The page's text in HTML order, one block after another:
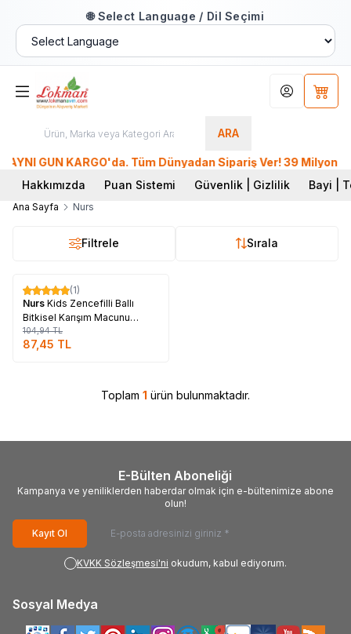
🌐 Select Language / Dil Seçimi
ARA
Hesabım
GÜN KARGO'da. Tüm Dünyadan Sipariş Ver! 39 Milyon
Hakkımızda
Puan Sistemi Güvenlik | Gizlilik Bayi |
Ana Sayfa Nurs
Filtrele Sırala
%17
(1)
Nurs Kids Zencefilli Ballı
Bitkisel Karışım Macunu
Çocuklara Özel 240 Gr
104,94TL
87,45 TL
Toplam 1 ürün bulunmaktadır.
E-Bülten Aboneliği
Kampanya ve yeniliklerden haberdar olmak için e-bültenimize abone
olun!
Kayıt Ol
KVKK Sözleşmesi'ni okudum, kabul ediyorum.
Sosyal Medya